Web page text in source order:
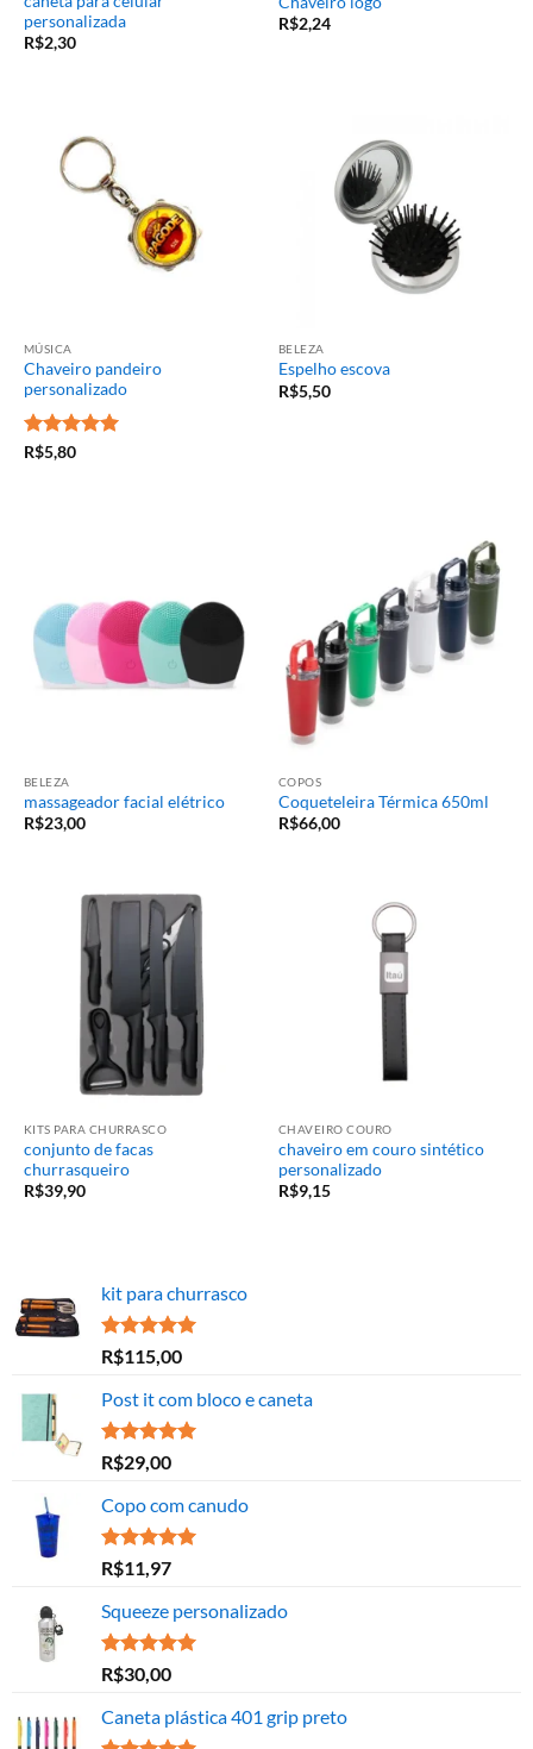
personalizada
R$2,30
R$2,24
MÚSICA
Chaveiro pandeiro
personalizado
Avaliação
R$5,80
BELEZA
Espelho escova
R$5,50
BELEZA
massageador facial elétrico
R$23,00
COPOS
Coqueteleira Térmica 650ml
R$66,00
KITS PARA CHURRASCO
conjunto de facas
churrasqueiro
R$39,90
CHAVEIRO COURO
chaveiro em couro sintético
personalizado
R$9,15
kit para churrasco
Avaliação
5.00
de 5
R$115,00
Post it com bloco e caneta
Avaliação
5.00
de 5
R$29,00
Copo com canudo
Avaliação
5.00
de 5
R$11,97
Squeeze personalizado
Avaliação
5.00
de 5
R$30,00
Caneta plástica 401 grip preto